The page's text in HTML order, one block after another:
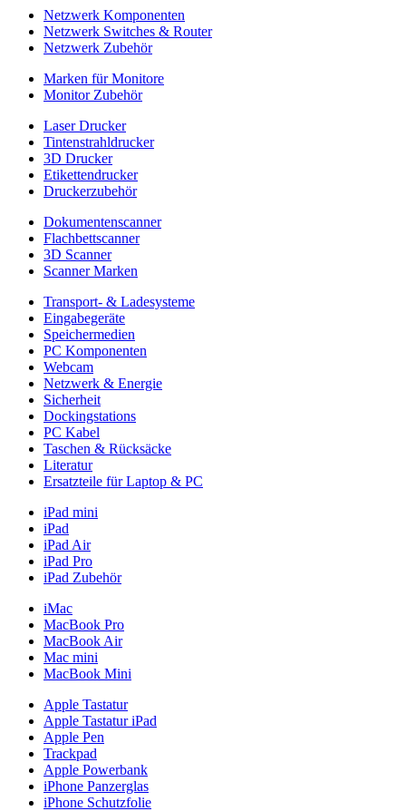
Netzwerk Komponenten
Netzwerk Switches & Router
Netzwerk Zubehör
Marken für Monitore
Monitor Zubehör
Laser Drucker
Tintenstrahldrucker
3D Drucker
Etikettendrucker
Druckerzubehör
Dokumentenscanner
Flachbettscanner
3D Scanner
Scanner Marken
Transport- & Ladesysteme
Eingabegeräte
Speichermedien
PC Komponenten
Webcam
Netzwerk & Energie
Sicherheit
Dockingstations
PC Kabel
Taschen & Rücksäcke
Literatur
Ersatzteile für Laptop & PC
iPad mini
iPad
iPad Air
iPad Pro
iPad Zubehör
iMac
MacBook Pro
MacBook Air
Mac mini
MacBook Mini
Apple Tastatur
Apple Tastatur iPad
Apple Pen
Trackpad
Apple Powerbank
iPhone Panzerglas
iPhone Schutzfolie